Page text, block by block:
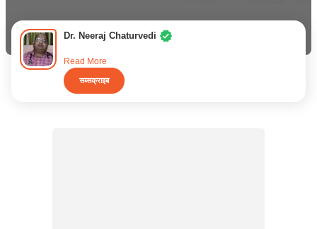
Dr. Neeraj Chaturvedi
Read More
सब्सक्राइब